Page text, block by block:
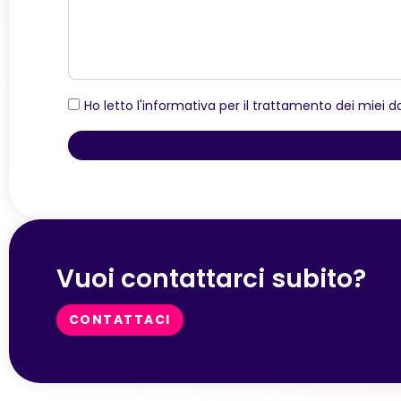
Ho letto l'informativa per il trattamento dei miei
Vuoi contattarci subito?
CONTATTACI